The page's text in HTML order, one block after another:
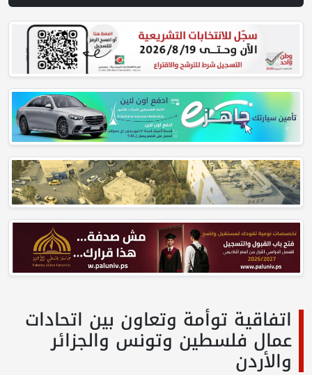
اتفاقية توأمة وتعاون بين اتحادات
عمال فلسطين وتونس والجزائر
والأردن